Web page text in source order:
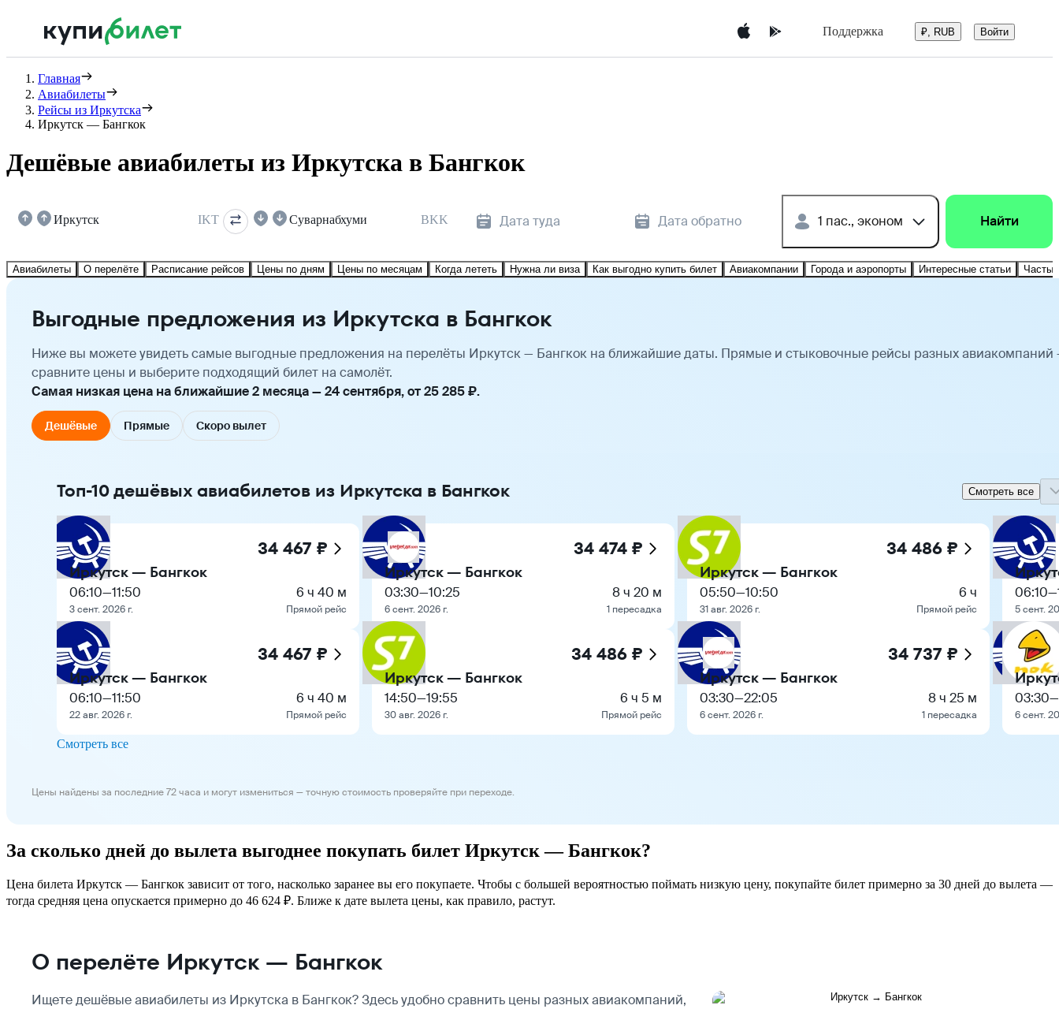
Поддержка ₽, RUB Войти
Главная
Авиабилеты
Рейсы из Иркутска
Иркутск — Бангкок
Дешёвые авиабилеты из Иркутска в Бангкок
Иркутск IKT Суварнабхуми BKK Дата туда Дата обратно 1 пас., эконом Найти
Авиабилеты О перелёте Расписание рейсов Цены по дням Цены по месяцам Когда лететь Нужна ли виза Как выгодно купить билет Авиакомпании Города и аэропорты Интересные статьи
Выгодные предложения из Иркутска в Бангкок
Ниже вы можете увидеть самые выгодные предложения на перелёты Иркутск — Бангкок на ближайшие даты. Прямые и стыковочные рейсы разных авиакомпаний
сравните цены и выберите подходящий билет на самолёт.
Самая низкая цена на ближайшие 2 месяца — 24 сентября, от 25 285 ₽.
Дешёвые Прямые Скоро вылет
Топ-10 дешёвых авиабилетов из Иркутска в Бангкок Смотреть все
34 467 ₽
Иркутск — Бангкок
06:10—11:50
3 сент. 2026 г.
6 ч 40 м
Прямой рейс
34 467 ₽
Иркутск — Бангкок
06:10—11:50
22 авг. 2026 г.
6 ч 40 м
Прямой рейс
34 474 ₽
Иркутск — Бангкок
03:30—10:25
6 сент. 2026 г.
8 ч 20 м
1 пересадка
34 486 ₽
Иркутск — Бангкок
14:50—19:55
30 авг. 2026 г.
6 ч 5 м
Прямой рейс
34 486 ₽
Иркутск — Бангкок
05:50—10:50
31 авг. 2026 г.
6 ч
Прямой рейс
34 737 ₽
Иркутск — Бангкок
03:30—22:05
6 сент. 2026 г.
8 ч 25 м
1 пересадка
06:10—
5 сент.
03:30—
6 сент.
Смотреть все
Цены найдены за последние 72 часа и могут измениться — точную стоимость проверяйте при переходе.
За сколько дней до вылета выгоднее покупать билет Иркутск — Бангкок?
Цена билета Иркутск — Бангкок зависит от того, насколько заранее вы его покупаете. Чтобы с большей вероятностью поймать низкую цену, покупайте билет примерно за 30 дней до вылета —
тогда средняя цена опускается примерно до 46 624 ₽. Ближе к дате вылета цены, как правило, растут.
О перелёте Иркутск — Бангкок
Ищете дешёвые авиабилеты из Иркутска в Бангкок? Здесь удобно сравнить цены разных авиакомпаний,